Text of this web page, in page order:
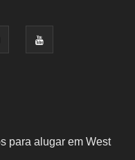
para alugar em West